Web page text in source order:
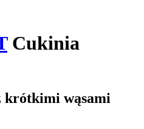
Cukinia
krótkimi wąsami